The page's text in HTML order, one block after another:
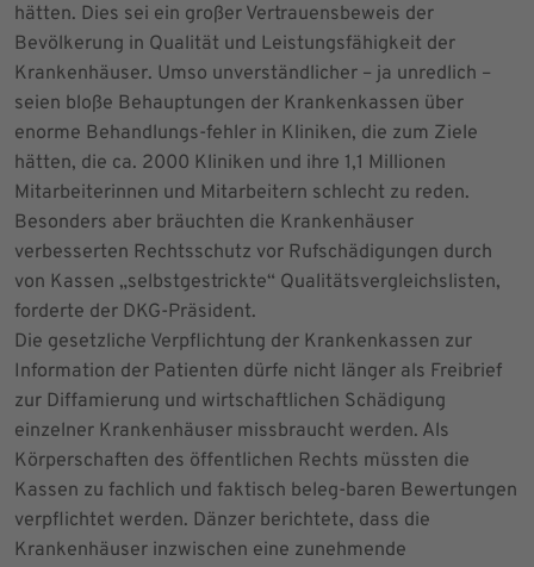
hätten. Dies sei ein großer Vertrauensbeweis der
Bevölkerung in Qualität und Leistungsfähigkeit der
Krankenhäuser. Umso unverständlicher – ja unredlich –
seien bloße Behauptungen der Krankenkassen über
enorme Behandlungs-fehler in Kliniken, die zum Ziele
hätten, die ca. 2000 Kliniken und ihre 1,1 Millionen
Mitarbeiterinnen und Mitarbeitern schlecht zu reden.
Besonders aber bräuchten die Krankenhäuser
verbesserten Rechtsschutz vor Rufschädigungen durch
von Kassen „selbstgestrickte“ Qualitätsvergleichslisten,
forderte der DKG-Präsident.
Die gesetzliche Verpflichtung der Krankenkassen zur
Information der Patienten dürfe nicht länger als Freibrief
zur Diffamierung und wirtschaftlichen Schädigung
einzelner Krankenhäuser missbraucht werden. Als
Körperschaften des öffentlichen Rechts müssten die
Kassen zu fachlich und faktisch beleg-baren Bewertungen
verpflichtet werden. Dänzer berichtete, dass die
Krankenhäuser inzwischen eine zunehmende